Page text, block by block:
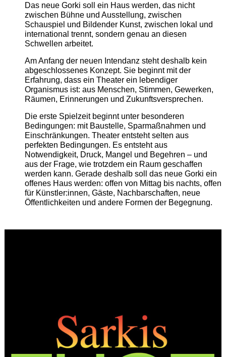
Das neue Gorki soll ein Haus werden, das nicht
zwischen Bühne und Ausstellung, zwischen
Schauspiel und Bildender Kunst, zwischen lokal und
international trennt, sondern genau an diesen
Schwellen arbeitet.
Am Anfang der neuen Intendanz steht deshalb kein
abgeschlossenes Konzept. Sie beginnt mit der
Erfahrung, dass ein Theater ein lebendiger
Organismus ist: aus Menschen, Stimmen, Gewerken,
Räumen, Erinnerungen und Zukunftsversprechen.
Die erste Spielzeit beginnt unter besonderen
Bedingungen: mit Baustelle, Sparmaßnahmen und
Einschränkungen. Theater entsteht selten aus
perfekten Bedingungen. Es entsteht aus
Notwendigkeit, Druck, Mangel und Begehren – und
aus der Frage, wie trotzdem ein Raum geschaffen
werden kann. Gerade deshalb soll das neue Gorki ein
offenes Haus werden: offen von Mittag bis nachts, offen
für Künstler:innen, Gäste, Nachbarschaften, neue
Öffentlichkeiten und andere Formen der Begegnung.